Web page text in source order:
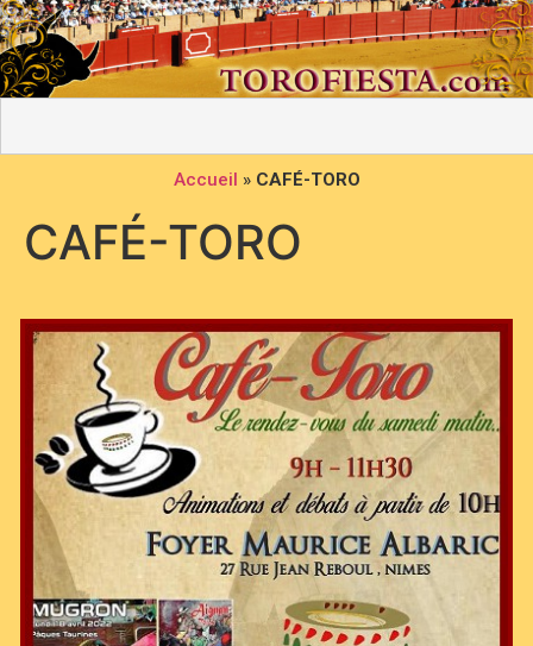
Accueil » CAFÉ-TORO
CAFÉ-TORO